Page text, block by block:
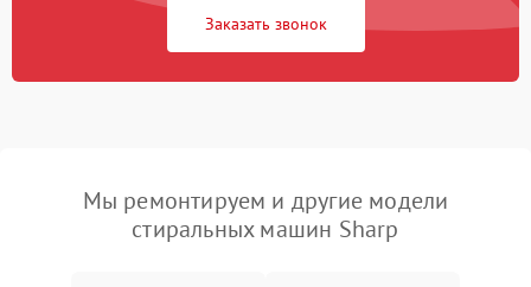
Заказать звонок
Мы ремонтируем и другие модели
стиральных машин Sharp